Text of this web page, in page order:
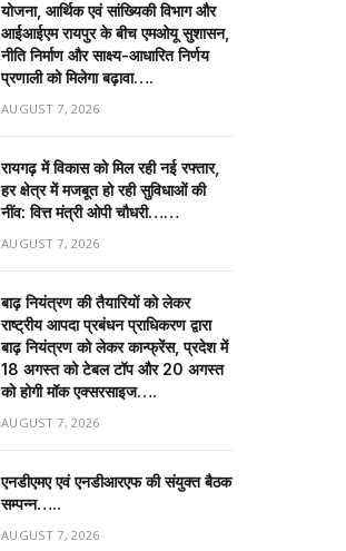
योजना, आर्थिक एवं सांख्यिकी विभाग और
आईआईएम रायपुर के बीच एमओयू सुशासन,
नीति निर्माण और साक्ष्य-आधारित निर्णय
प्रणाली को मिलेगा बढ़ावा….
AUGUST 7, 2026
रायगढ़ में विकास को मिल रही नई रफ्तार,
हर क्षेत्र में मजबूत हो रही सुविधाओं की
नींव: वित्त मंत्री ओपी चौधरी……
AUGUST 7, 2026
बाढ़ नियंत्रण की तैयारियों को लेकर
राष्ट्रीय आपदा प्रबंधन प्राधिकरण द्वारा
बाढ़ नियंत्रण को लेकर कान्फ्रेंस, प्रदेश में
18 अगस्त को टेबल टॉप और 20 अगस्त
को होगी मॉक एक्सरसाइज….
AUGUST 7, 2026
एनडीएमए एवं एनडीआरएफ की संयुक्त बैठक
सम्पन्न…..
AUGUST 7, 2026